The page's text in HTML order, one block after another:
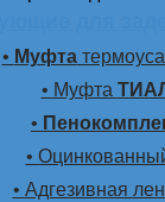
• Муфта
• Муфта
•
•
• Адгезивная